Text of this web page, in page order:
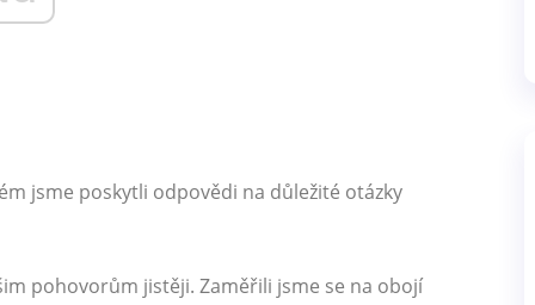
jsme poskytli odpovědi na důležité otázky
pohovorům jistěji. Zaměřili jsme se na obojí